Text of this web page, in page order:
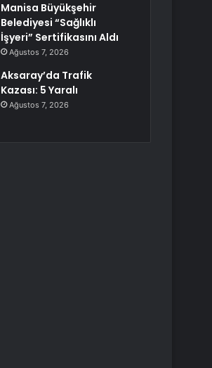
Manisa Büyükşehir
Belediyesi “Sağlıklı
İşyeri” Sertifikasını Aldı
Ağustos 7, 2026
Aksaray’da Trafik
Kazası: 5 Yaralı
Ağustos 7, 2026